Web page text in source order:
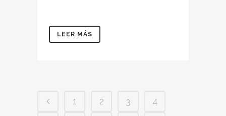
LEER MÁS
1 2 3
4